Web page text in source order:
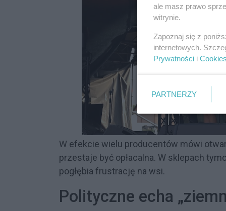
W efekcie wielu producentów mówi
przestaje być opłacalna. W sklepach
pogłębia frustrację na wsi.
Polityczne echa
ale masz prawo
witrynie.
Zapoznaj się z
internetowych.
Prywatności i Cookies
PARTNERZY